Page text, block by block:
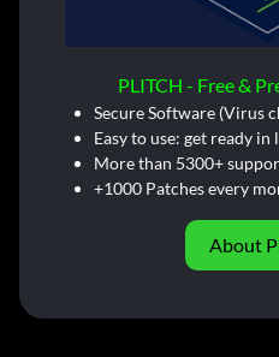
PLITCH - Free &
Secure Software (Virus
Easy to use: get ready in
More than 5300+
+1000 Patches every
About